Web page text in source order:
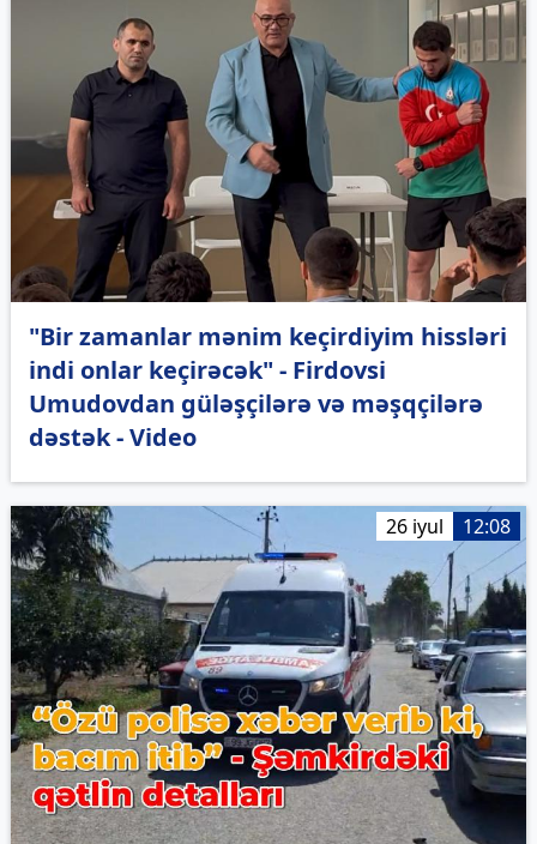
"Bir zamanlar mənim keçirdiyim hissləri
indi onlar keçirəcək" - Firdovsi
Umudovdan güləşçilərə və məşqçilərə
dəstək - Video
26 iyul 12:08